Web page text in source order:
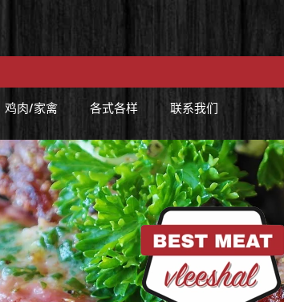
鸡肉/家禽 各式各样 联系我们